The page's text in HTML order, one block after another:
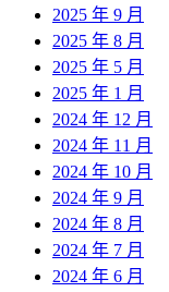
2025 年 9 月
2025 年 8 月
2025 年 5 月
2025 年 1 月
2024 年 12 月
2024 年 11 月
2024 年 10 月
2024 年 9 月
2024 年 8 月
2024 年 7 月
2024 年 6 月